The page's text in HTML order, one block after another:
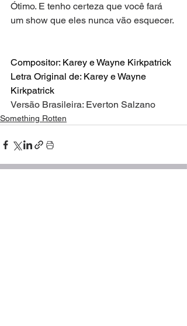
Ótimo. E tenho certeza que você fará
um show que eles nunca vão esquecer.
Compositor: Karey e Wayne Kirkpatrick
Letra Original de: Karey e Wayne
Kirkpatrick
Versão Brasileira: Everton Salzano
Something Rotten